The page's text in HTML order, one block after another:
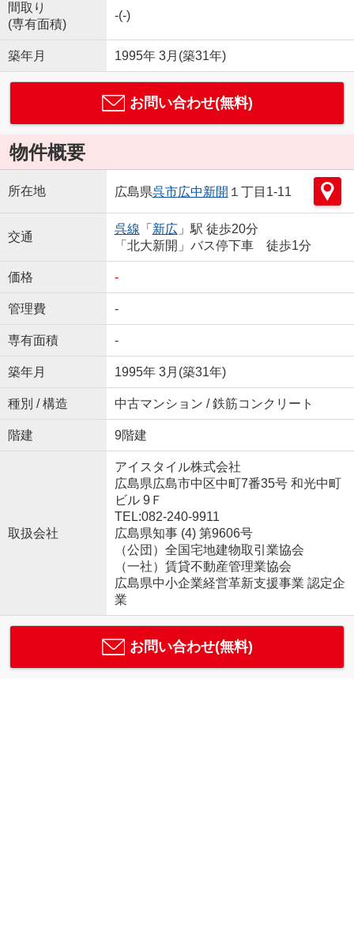
間取り
(専有面積)
-(-)
築年月 1995年 3月(築31年)
お問い合わせ(無料)
物件概要
所在地 広島県呉市広中新開 １丁目1-11
交通
呉線 「 新広」駅 徒歩20分
「北大新開」バス停下車 徒歩1分
価格 -
管理費 -
専有面積 -
築年月 1995年 3月(築31年)
種別 / 構造 中古マンション / 鉄筋コンクリート
階建 9階建
取扱会社
アイスタイル株式会社
広島県広島市中区中町7番35号 和光中町
ビル 9Ｆ
TEL:082-240-9911
広島県知事 (4) 第9606号
（公団）全国宅地建物取引業協会
（一社）賃貸不動産管理業協会
広島県中小企業経営革新支援事業 認定企
業
お問い合わせ(無料)